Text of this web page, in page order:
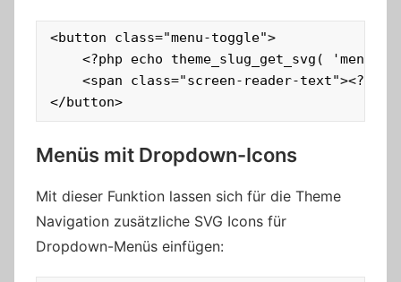
<button class="menu-toggle">
<?php echo theme_slug_get_svg( 'menu'
<span class="screen-reader-text"><?php
</button>
Menüs mit Dropdown-Icons
Mit dieser Funktion lassen sich für die Theme
Navigation zusätzliche SVG Icons für
Dropdown-Menüs einfügen: